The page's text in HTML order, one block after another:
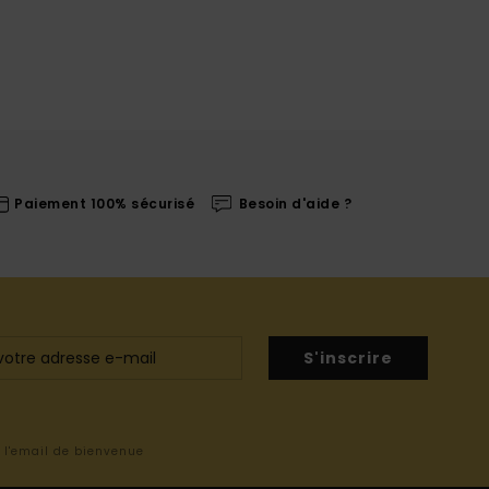
Paiement 100% sécurisé Besoin d'aide ?
S'inscrire
de bienvenue